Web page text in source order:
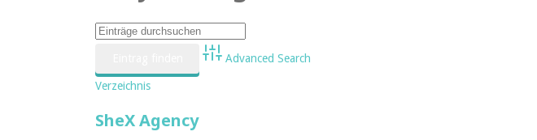
Advanced Search
Verzeichnis
SheX Agency